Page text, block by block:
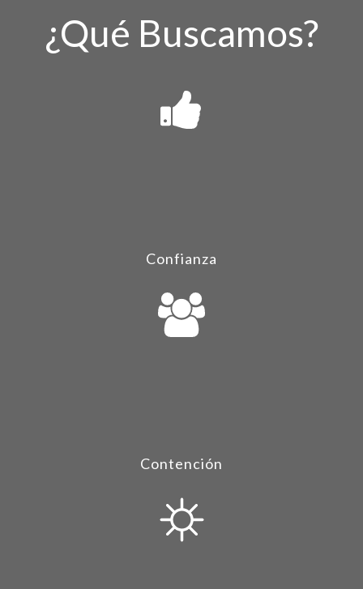
¿Qué Buscamos?
Confianza
Contención